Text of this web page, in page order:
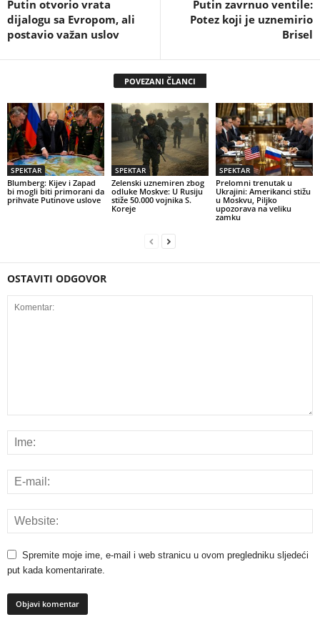
Putin otvorio vrata
dijalogu sa Evropom, ali
postavio važan uslov
Putin zavrnuo ventile:
Potez koji je uznemirio
Brisel
POVEZANI ČLANCI
SPEKTAR
Blumberg: Kijev i Zapad
bi mogli biti primorani da
prihvate Putinove uslove
SPEKTAR
Zelenski uznemiren zbog
odluke Moskve: U Rusiju
stiže 50.000 vojnika S.
Koreje
SPEKTAR
Prelomni trenutak u
Ukrajini: Amerikanci stižu
u Moskvu, Piljko
upozorava na veliku
zamku
OSTAVITI ODGOVOR
Spremite moje ime, e-mail i web stranicu u ovom pregledniku sljedeći
put kada komentarirate.